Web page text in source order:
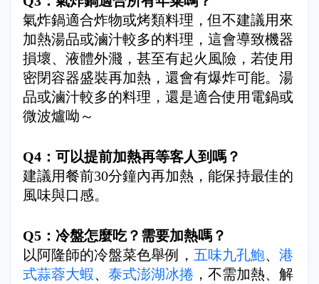
氣炸鍋適合炸物或烤類料理，但不建議用來
加熱湯品或滷汁較多的料理，這會導致機器
損壞、液體外濺，甚至有起火風險，若使用
密閉容器盛裝再加熱，還會有爆炸可能。湯
品或滷汁較多的料理，還是適合使用電鍋或
微波爐呦～
Q4：可以提前加熱再等客人到嗎？
建議用餐前30分鐘內再加熱，能保持最佳的
風味與口感。
Q5：冷盤怎麼吃？需要加熱嗎？
以阿隆師的冷盤菜色舉例， 五味九孔鮑、 港
式蒜蓉大蝦、 泰式澎湖冰捲 ，不需加熱、解